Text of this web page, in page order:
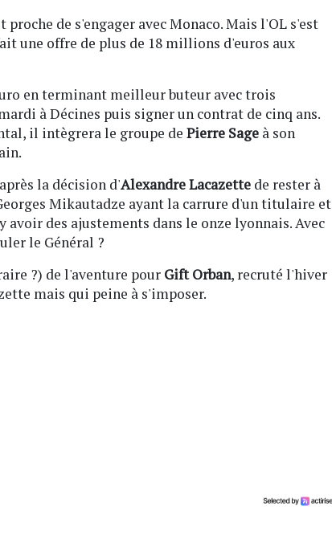
de s'engager avec Monaco. Mais l'OL s'est
une offre de plus de 18 millions d'euros aux
en terminant meilleur buteur avec trois
à Décines puis signer un contrat de cinq ans.
il intègrera le groupe de Pierre Sage à son
la décision d'Alexandre Lacazette de rester à
Mikautadze ayant la carrure d'un titulaire et
des ajustements dans le onze lyonnais. Avec
le Général ?
?) de l'aventure pour Gift Orban, recruté l'hiver
mais qui peine à s'imposer.